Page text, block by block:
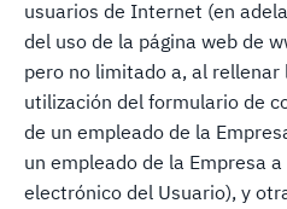
usuarios de Internet (en
del uso de la página web de
pero no limitado a, al rellenar
utilización del formulario de
de un empleado de la
un empleado de la Empresa
electrónico del Usuario), y